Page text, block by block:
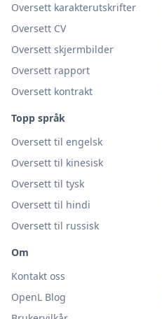
Oversett karakterutskrifter
Oversett CV
Oversett skjermbilder
Oversett rapport
Oversett kontrakt
Topp språk
Oversett til engelsk
Oversett til kinesisk
Oversett til tysk
Oversett til hindi
Oversett til russisk
Om
Kontakt oss
OpenL Blog